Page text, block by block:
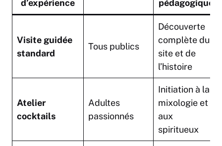
d’expérience pédagogique
Visite guidée
standard
Tous publics
Découverte
complète du
site et de
l’histoire
Atelier
cocktails
Adultes
passionnés
Initiation à la
mixologie et
aux
spiritueux